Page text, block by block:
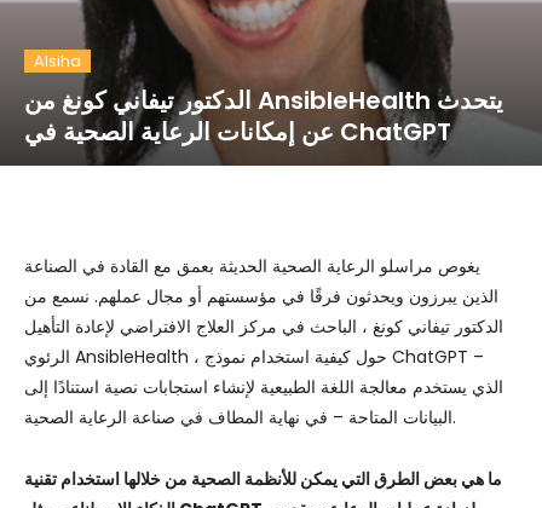
Alsiha
الدكتور تيفاني كونغ من AnsibleHealth يتحدث
عن إمكانات الرعاية الصحية في ChatGPT
يغوص مراسلو الرعاية الصحية الحديثة بعمق مع القادة في الصناعة
الذين يبرزون ويحدثون فرقًا في مؤسستهم أو مجال عملهم. نسمع من
الدكتور تيفاني كونغ ، الباحث في مركز العلاج الافتراضي لإعادة التأهيل
الرئوي AnsibleHealth ، حول كيفية استخدام نموذج ChatGPT –
الذي يستخدم معالجة اللغة الطبيعية لإنشاء استجابات نصية استنادًا إلى
البيانات المتاحة – في نهاية المطاف في صناعة الرعاية الصحية.
ما هي بعض الطرق التي يمكن للأنظمة الصحية من خلالها استخدام تقنية